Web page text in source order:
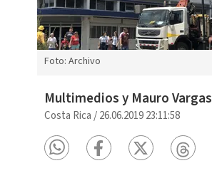
Foto: Archivo
Multimedios y Mauro Vargas
Costa Rica /26.06.2019 23:11:58